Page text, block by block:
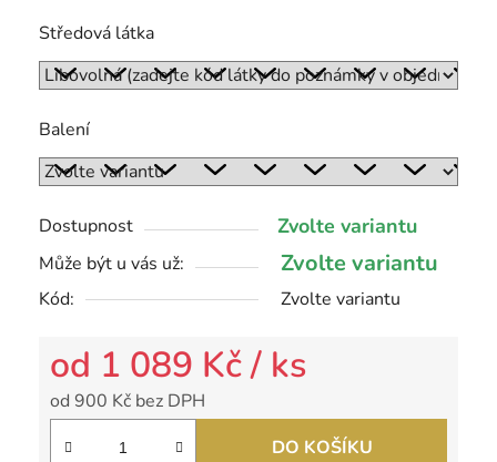
Středová látka
Balení
Dostupnost Zvolte variantu
Může být u vás už: Zvolte variantu
Kód: Zvolte variantu
od 1 089 Kč/ ks
od 900 Kč bez DPH
DO KOŠÍKU